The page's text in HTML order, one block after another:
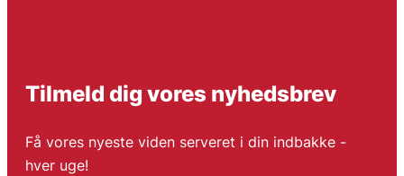
Tilmeld dig vores nyhedsbrev
Få vores nyeste viden serveret i din indbakke -
hver uge!